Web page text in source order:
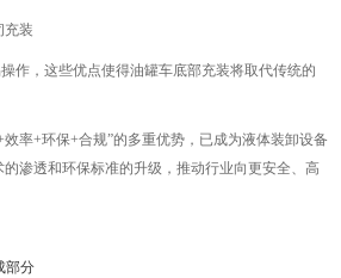
装
，这些优点使得油罐车底部充装将取代传统的
+环保+合规”的多重优势，已成为液体装卸设备
渗透和环保标准的升级，推动行业向更安全、高
部分